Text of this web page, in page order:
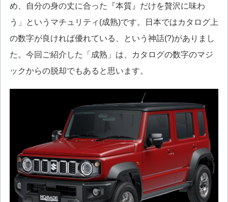
め、自分の身の丈に合った『本質』だけを贅沢に味わ
う」というマチュリティ(成熟)です。日本ではカタログ上
の数字が良ければ優れている、という神話(?)がありまし
た。今回ご紹介した「成熟」は、カタログの数字のマジ
ックからの脱却でもあると思います。